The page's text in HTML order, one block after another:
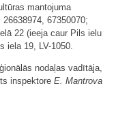
mantojuma
67350070;
22 (ieeja caur Pils ielu
iela 19, LV-1050.
nodaļas vadītāja,
inspektore E. Mantrova